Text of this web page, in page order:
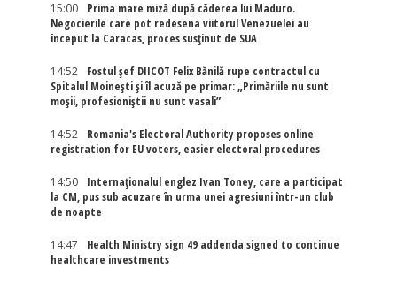
15:00
Prima mare miză după căderea lui Maduro.
Negocierile care pot redesena viitorul Venezuelei au
început la Caracas, proces susținut de SUA
14:52
Fostul șef DIICOT Felix Bănilă rupe contractul cu
Spitalul Moinești și îl acuză pe primar: „Primăriile nu sunt
moșii, profesioniștii nu sunt vasali”
14:52
Romania's Electoral Authority proposes online
registration for EU voters, easier electoral procedures
14:50
Internaţionalul englez Ivan Toney, care a participat
la CM, pus sub acuzare în urma unei agresiuni într-un club
de noapte
14:47
Health Ministry sign 49 addenda signed to continue
healthcare investments